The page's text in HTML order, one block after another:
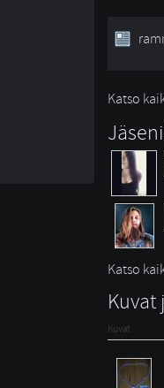
Katso
Katso
Kuvat
Kuvat